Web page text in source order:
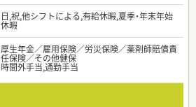
日,祝,他シフトによる,有給休暇,夏季・年末年始
休暇
厚生年金／雇用保険／労災保険／薬剤師賠償責
任保険／その他健保
時間外手当,通勤手当